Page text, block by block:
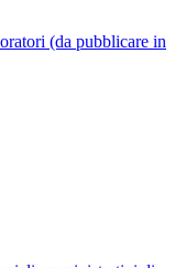
(da pubblicare in